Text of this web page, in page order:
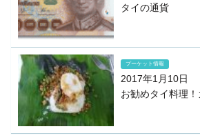
タイの通貨
プーケット情報
2017年1月10日
お勧めタイ料理